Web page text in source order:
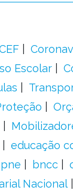
Escolar
educação
pne bncc
Nacional